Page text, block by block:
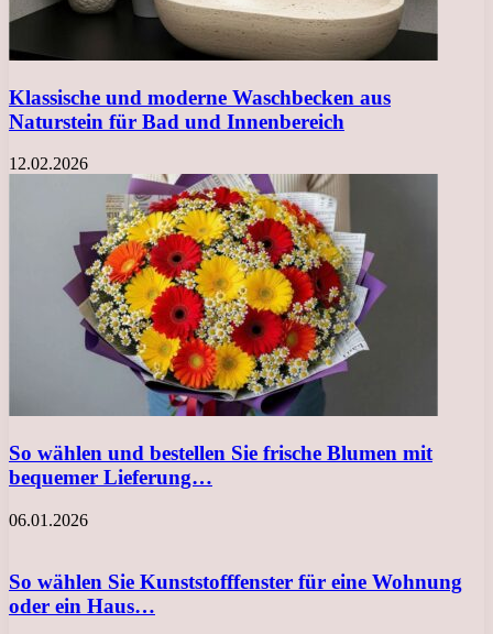
Klassische und moderne Waschbecken aus
Naturstein für Bad und Innenbereich
12.02.2026
So wählen und bestellen Sie frische Blumen mit
bequemer Lieferung…
06.01.2026
So wählen Sie Kunststofffenster für eine Wohnung
oder ein Haus…